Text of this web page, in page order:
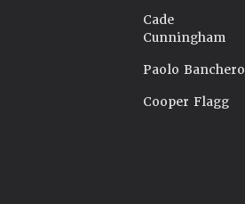
Cade
Cunningham
Paolo Banchero
Cooper Flagg